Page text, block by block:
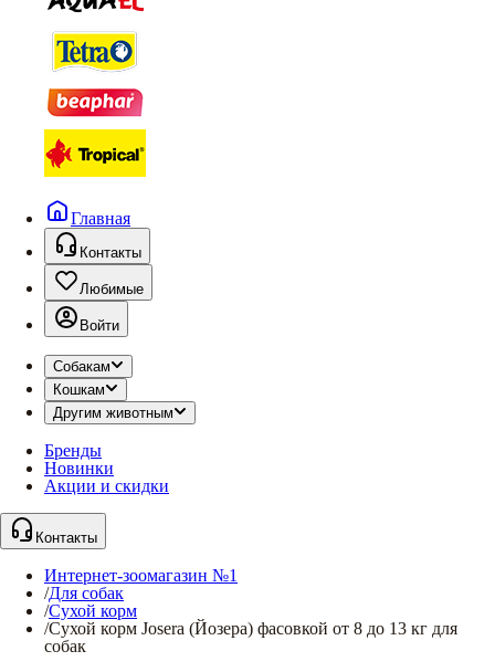
Главная
Контакты
Любимые
Войти
Собакам
Кошкам
Другим животным
Бренды
Новинки
Акции и скидки
Контакты
Интернет-зоомагазин №1
/Для собак
/Сухой корм
/Сухой корм Josera (Йозера) фасовкой от 8 до 13 кг для
собак